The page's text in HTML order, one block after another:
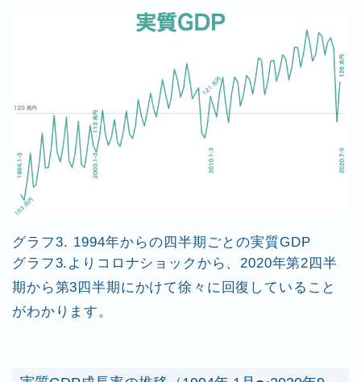
グラフ3. 1994年からの四半期ごとの実質GDP
グラフ3.よりコロナショックから、2020年第2四半
期から第3四半期にかけて徐々に回復していること
がわかります。